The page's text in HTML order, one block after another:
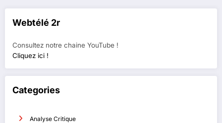
publications
Webtélé 2r
Consultez notre chaine YouTube !
Cliquez ici !
Categories
Analyse Critique